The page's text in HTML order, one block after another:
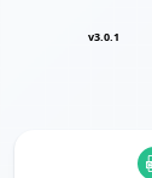
v3.0.1